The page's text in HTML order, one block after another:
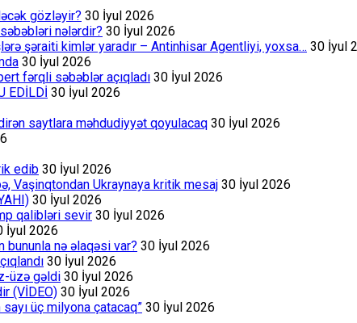
gözləyir? 30 İyul 2026
nələrdir? 30 İyul 2026
şəraiti kimlər yaradır – Antinhisar Agentliyi, yoxsa… 30 İyul
30 İyul 2026
fərqli səbəblər açıqladı 30 İyul 2026
EDİLDİ 30 İyul 2026
saytlara məhdudiyyət qoyulacaq 30 İyul 2026
edib 30 İyul 2026
Vaşinqtondan Ukraynaya kritik mesaj 30 İyul 2026
30 İyul 2026
qalibləri sevir 30 İyul 2026
İyul 2026
bununla nə əlaqəsi var? 30 İyul 2026
30 İyul 2026
üzə gəldi 30 İyul 2026
(VİDEO) 30 İyul 2026
üç milyona çatacaq” 30 İyul 2026